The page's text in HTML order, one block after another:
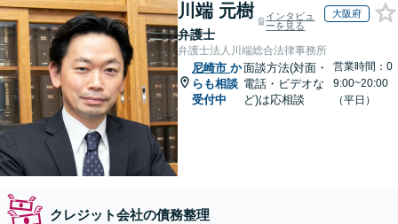
川端 元樹
弁護士
インタビュ
ーを見る
大阪府
弁護士法人川端総合法律事務所
尼崎市 か
らも相談
受付中
面談方法(対面・
電話・ビデオな
ど)は応相談
営業時間：0
9:00~20:00
（平日）
クレジット会社の債務整理